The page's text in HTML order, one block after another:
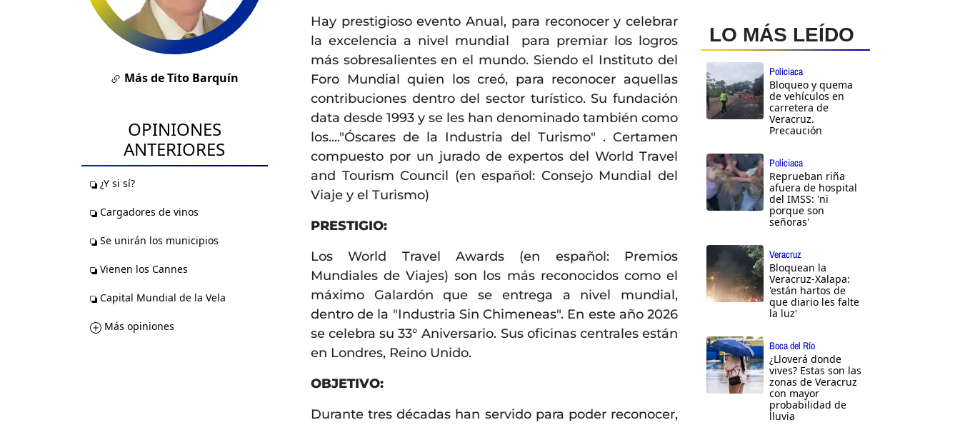
Más de Tito Barquín
OPINIONES
ANTERIORES
¿Y si sí?
Cargadores de vinos
Se unirán los municipios
Vienen los Cannes
Capital Mundial de la Vela
Más opiniones
Hay prestigioso evento Anual, para reconocer y celebrar
la excelencia a nivel mundial para premiar los logros
más sobresalientes en el mundo. Siendo el Instituto del
Foro Mundial quien los creó, para reconocer aquellas
contribuciones dentro del sector turístico. Su fundación
data desde 1993 y se les han denominado también como
los...."Óscares de la Industria del Turismo" . Certamen
compuesto por un jurado de expertos del World Travel
and Tourism Council (en español: Consejo Mundial del
Viaje y el Turismo)
PRESTIGIO:
Los World Travel Awards (en español: Premios
Mundiales de Viajes) son los más reconocidos como el
máximo Galardón que se entrega a nivel mundial,
dentro de la "Industria Sin Chimeneas". En este año 2026
se celebra su 33° Aniversario. Sus oficinas centrales están
en Londres, Reino Unido.
OBJETIVO:
Durante tres décadas han servido para poder reconocer,
LO MÁS LEÍDO
Policiaca
Bloqueo y quema
de vehículos en
carretera de
Veracruz.
Precaución
Policiaca
Reprueban riña
afuera de hospital
del IMSS: 'ni
porque son
señoras'
Veracruz
Bloquean la
Veracruz-Xalapa:
'están hartos de
que diario les falte
la luz'
Boca del Río
¿Lloverá donde
vives? Estas son las
zonas de Veracruz
con mayor
probabilidad de
lluvia